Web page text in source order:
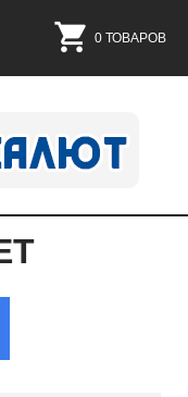
0 ТОВАРОВ